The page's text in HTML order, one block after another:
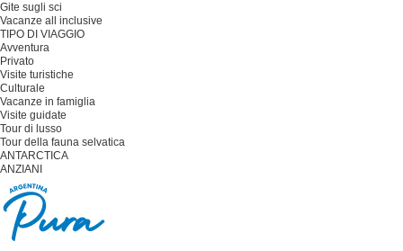
Gite sugli sci
Vacanze all inclusive
TIPO DI VIAGGIO
Avventura
Privato
Visite turistiche
Culturale
Vacanze in famiglia
Visite guidate
Tour di lusso
Tour della fauna selvatica
ANTARCTICA
ANZIANI